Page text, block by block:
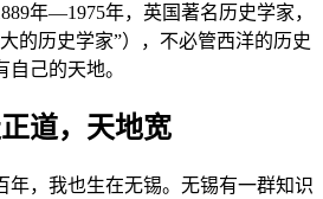
年—1975年，英国著名历史学家，
的历史学家”），不必管西洋的历史
己的天地。
道，天地宽
年，我也生在无锡。无锡有一群知识